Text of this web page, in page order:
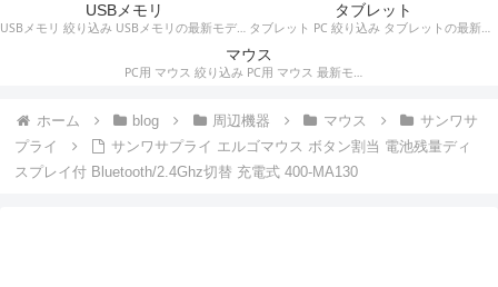
USBメモリ
USBメモリ 絞り込み USBメモリの最新モデルやスペック・仕様に関する情報。
タブレット
タブレット PC 絞り込み タブレットの最新モデルやスペック・仕様に関する情報。
マウス
PC用 マウス 絞り込み PC用 マウス 最新モデルやスペック・仕様に関する情報。ワイヤレスマウス、有線マウス、接続タイプなど。
ホーム blog 周辺機器 マウス
サンワサ
プライ
サンワサプライ エルゴマウス ボタン割当 電池残量ディ
スプレイ付 Bluetooth/2.4Ghz切替 充電式 400-MA130